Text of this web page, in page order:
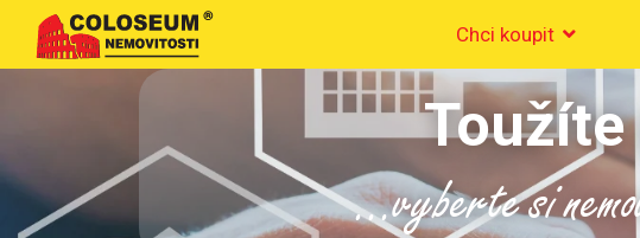
Chci koupit
...vyberte si